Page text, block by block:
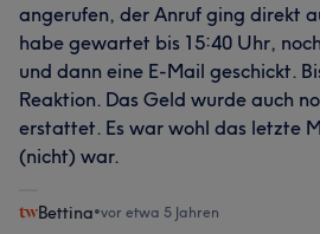
angerufen, der Anruf ging direkt
habe gewartet bis 15:40 Uhr,
und dann eine E-Mail geschickt.
Reaktion. Das Geld wurde auch
erstattet. Es war wohl das letzte
(nicht) war.
Bettina•vor etwa 5 Jahren